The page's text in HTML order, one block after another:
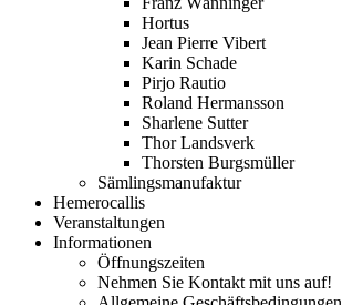
Hortus
Jean Pierre Vibert
Karin Schade
Pirjo Rautio
Roland Hermansson
Sharlene Sutter
Thor Landsverk
Thorsten Burgsmüller
Sämlingsmanufaktur
Hemerocallis
Veranstaltungen
Informationen
Öffnungszeiten
Nehmen Sie Kontakt mit uns auf!